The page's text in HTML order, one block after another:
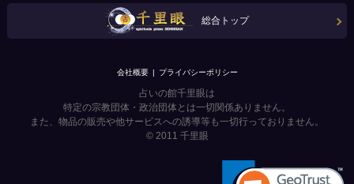
総合トップ
会社概要 プライバシーポリシー
占いの館千里眼は
特定の宗教団体・政治団体とは一切関係ありません。
また、物品の販売や他サービスへの誘導等も一切行っておりません。
© 2011 千里眼